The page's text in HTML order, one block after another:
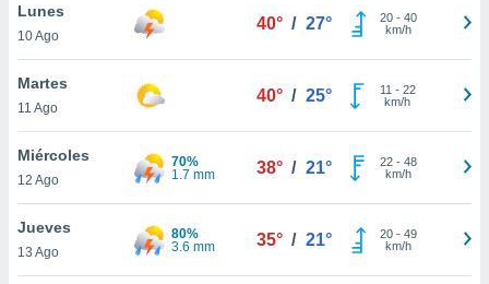
de
Lunes
10 Ago
40° / 27° 20- 40
km/h
Martes
11 Ago
40° / 25° 11 - 22
km/h
Miércoles
12 Ago
70%
1.7 mm
38° / 21° 22- 48
km/h
Jueves
13 Ago
80%
3.6 mm
35° / 21° 20- 49
km/h